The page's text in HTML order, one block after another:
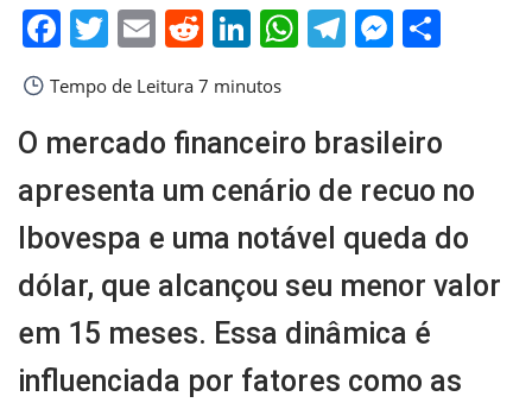
Facebook
Twitter
EmailReddit
LinkedIn
WhatsApp
Telegram
Tempo de Leitura 7 minutos
O mercado financeiro brasileiro
apresenta um cenário de recuo no
Ibovespa e uma notável queda do
dólar, que alcançou seu menor valor
em 15 meses. Essa dinâmica é
influenciada por fatores como as